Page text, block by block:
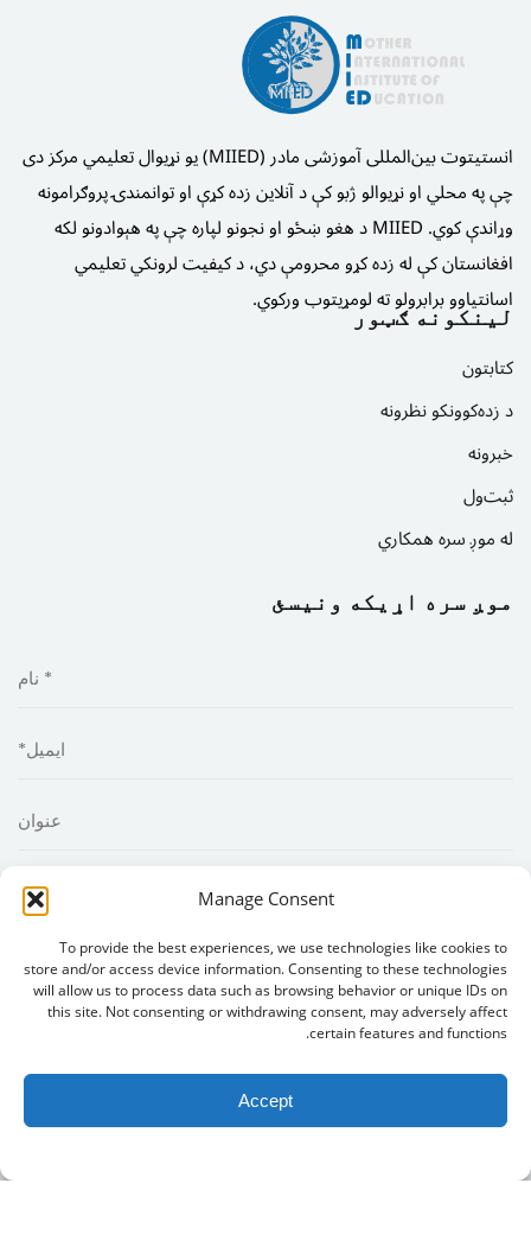
Manage Consent
To provide the best experiences, we use technologies like cookies to
store and/or access device information. Consenting to these technologies
will allow us to process data such as browsing behavior or unique IDs on
this site. Not consenting or withdrawing consent, may adversely affect
certain features and functions.
Accept
انستیتوت بین‌المللی آموزشی مادر (MIIED) یو نړیوال تعلیمي مرکز دی
چې په محلي او نړیوالو ژبو کې د آنلاین زده کړې او توانمندۍ پروګرامونه
وړاندې کوي. MIIED د هغو ښځو او نجونو لپاره چې په هېوادونو لکه
افغانستان کې له زده کړو محرومې دي، د کیفیت لرونکي تعلیمي
اسانتیاوو برابرولو ته لومړیتوب ورکوي.
لینکونه ګټور
کتابتون
د زده‌کوونکو نظرونه
خبرونه
ثبت‌ول
له موږ سره همکاري
موږ سره اړیکه ونیسئ